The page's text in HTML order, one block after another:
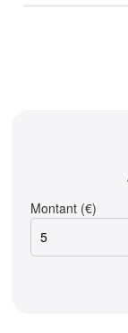
Montant (€)